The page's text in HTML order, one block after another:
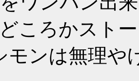
ころかスト
モンは無理や